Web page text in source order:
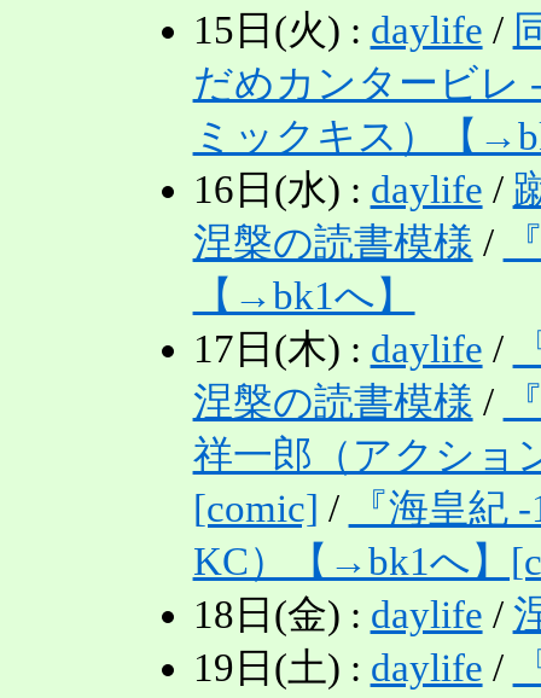
15日(火) : daylife /
だめカンタービレ
ミックキス）【
16日(水) : daylife /
涅槃の読書模様 /
【→bk1へ】
17日(木) : daylife /
涅槃の読書模様 /
祥一郎（アクショ
[comic] /
『海皇紀
KC）【→bk1へ】
18日(金) : daylife /
19日(土) : daylife /